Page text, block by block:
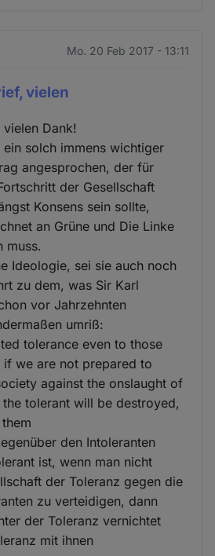
Mo. 20 Feb 2017 - 13:11
vielen
Dank!
ein solch immens wichtiger
angesprochen, der für
der Gesellschaft
Konsens sein sollte,
an Grüne und Die Linke
muss.
Ideologie, sei sie auch noch
zu dem, was Sir Karl
vor Jahrzehnten
umriß:
tolerance even to those
we are not prepared to
against the onslaught of
tolerant will be destroyed,
den Intoleranten
ist, wenn man nicht
der Toleranz gegen die
zu verteidigen, dann
der Toleranz vernichtet
mit ihnen